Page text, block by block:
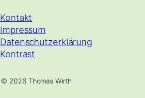
Kontakt
Impressum
Datenschutzerklärung
Kontrast
© 2026 Thomas Wirth